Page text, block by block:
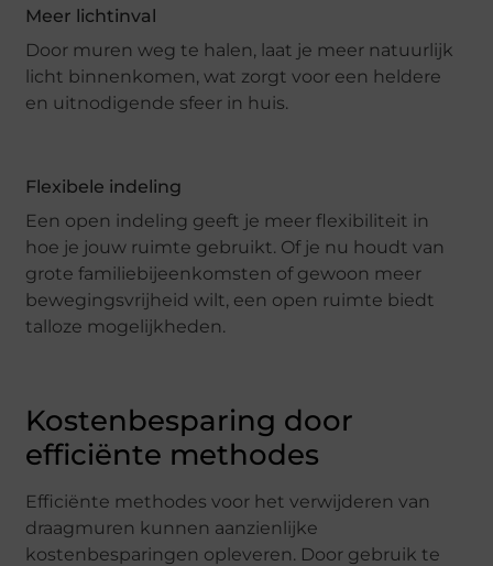
Meer lichtinval
Door muren weg te halen, laat je meer natuurlijk
licht binnenkomen, wat zorgt voor een heldere
en uitnodigende sfeer in huis.
Flexibele indeling
Een open indeling geeft je meer flexibiliteit in
hoe je jouw ruimte gebruikt. Of je nu houdt van
grote familiebijeenkomsten of gewoon meer
bewegingsvrijheid wilt, een open ruimte biedt
talloze mogelijkheden.
Kostenbesparing door
efficiënte methodes
Efficiënte methodes voor het verwijderen van
draagmuren kunnen aanzienlijke
kostenbesparingen opleveren. Door gebruik te